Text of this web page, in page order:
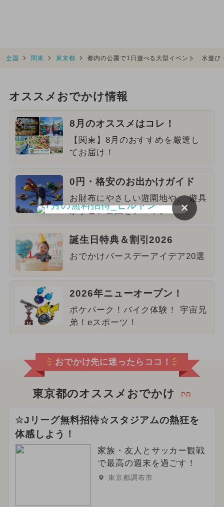
全国 関東 東京都 都内の公園で1日遊べる大型イベント 水遊び
オススメおでかけ情報
8月のオススメはコレ！
【関東】8月のおすすめを厳選し
てお届け！
0円・格安のお出かけガイド
お財布にやさしい遊園地や、 遊具
がすごい公園をチェック！
誕生日特典＆割引2026
おでかけバースデーアイデア20選
2026年ニューオープン！
ポケパーク！バイク体験！ 宇宙兄
弟！eスポーツ！
おでかけ先に迷ったらココ！
東京都のオススメおでかけ PR
☆Jリーグ無料招待☆スタジアムの熱狂を
体感しよう！
家族・友人とサッカー観戦
で最高の週末を過ごす！
東京都調布市
×